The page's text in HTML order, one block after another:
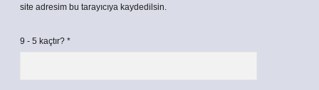
site adresim bu tarayıcıya kaydedilsin.
9 - 5 kaçtır? *